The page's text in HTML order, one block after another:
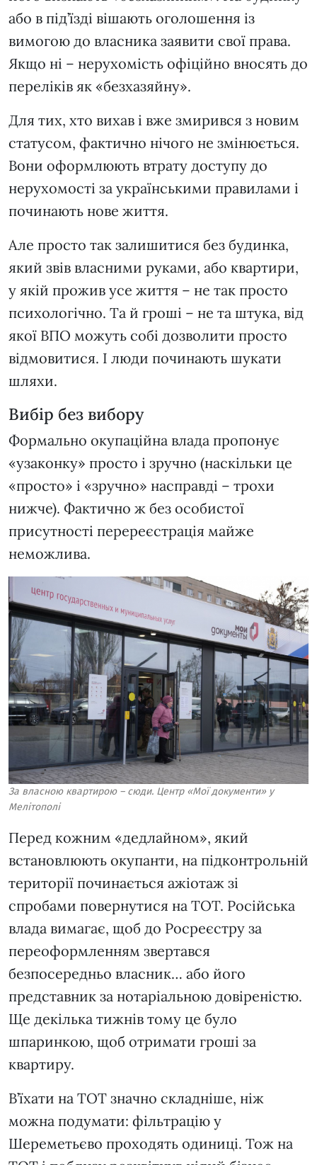
або в під’їзді вішають оголошення із
вимогою до власника заявити свої права.
Якщо ні – нерухомість офіційно вносять до
переліків як «безхазяйну».
Для тих, хто вихав і вже змирився з новим
статусом, фактично нічого не змінюється.
Вони оформлюють втрату доступу до
нерухомості за українськими правилами і
починають нове життя.
Але просто так залишитися без будинка,
який звів власними руками, або квартири,
у якій прожив усе життя – не так просто
психологічно. Та й гроші – не та штука, від
якої ВПО можуть собі дозволити просто
відмовитися. І люди починають шукати
шляхи.
Вибір без вибору
Формально окупаційна влада пропонує
«узаконку» просто і зручно (наскільки це
«просто» і «зручно» насправді – трохи
нижче). Фактично ж без особистої
присутності перереєстрація майже
неможлива.
За власною квартирою – сюди. Центр «Мої документи» у
Мелітополі
Перед кожним «дедлайном», який
встановлюють окупанти, на підконтрольній
території починається ажіотаж зі
спробами повернутися на ТОТ. Російська
влада вимагає, щоб до Росреєстру за
переоформленням звертався
безпосередньо власник… або його
представник за нотаріальною довіреністю.
Ще декілька тижнів тому це було
шпаринкою, щоб отримати гроші за
квартиру.
В’їхати на ТОТ значно складніше, ніж
можна подумати: фільтрацію у
Шереметьєво проходять одиниці. Тож на